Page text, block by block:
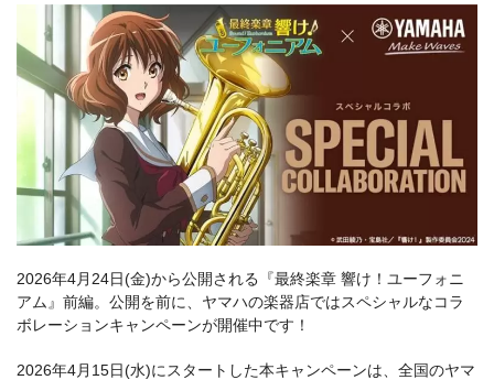
2026年4月24日(金)から公開される『最終楽章 響け！ユーフォニ
アム』前編。公開を前に、ヤマハの楽器店ではスペシャルなコラ
ボレーションキャンペーンが開催中です！
2026年4月15日(水)にスタートした本キャンペーンは、全国のヤマ